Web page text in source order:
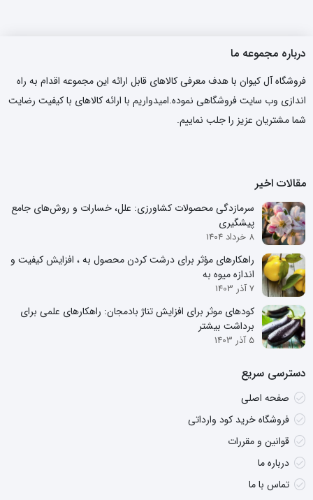
درباره مجموعه ما
فروشگاه آل کیوان با هدف معرفی کالاهای قابل ارائه این مجموعه اقدام به راه
اندازی وب سایت فروشگاهی نموده.امیدواریم با ارائه کالاهای با کیفیت رضایت
شما مشتریان عزیز را جلب نماییم.
مقالات اخیر
سرمازدگی محصولات کشاورزی: علل، خسارات و روش‌های جامع
پیشگیری
8 خرداد 1404
راهکارهای مؤثر برای درشت کردن محصول به ، افزایش کیفیت و
اندازه میوه به
7 آذر 1403
کودهای موثر برای افزایش تناژ بادمجان: راهکارهای علمی برای
برداشت بیشتر
5 آذر 1403
دسترسی سریع
صفحه اصلی
فروشگاه خرید کود وارداتی
قوانین و مقررات
درباره ما
تماس با ما